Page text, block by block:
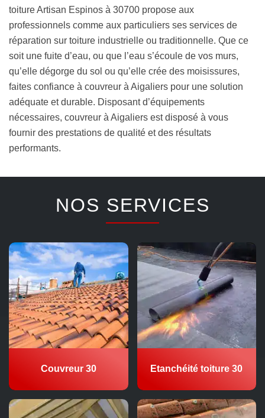
toiture Artisan Espinos à 30700 propose aux
professionnels comme aux particuliers ses services de
réparation sur toiture industrielle ou traditionnelle. Que ce
soit une fuite d’eau, ou que l’eau s’écoule de vos murs,
qu’elle dégorge du sol ou qu’elle crée des moisissures,
faites confiance à couvreur à Aigaliers pour une solution
adéquate et durable. Disposant d’équipements
nécessaires, couvreur à Aigaliers est disposé à vous
fournir des prestations de qualité et des résultats
performants.
NOS SERVICES
Couvreur 30 Etanchéité toiture 30